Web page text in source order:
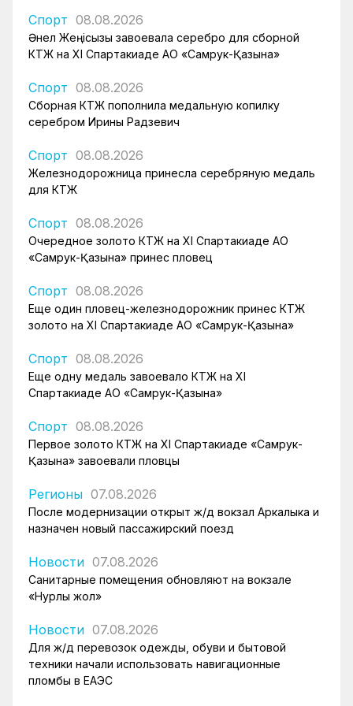
Спорт 08.08.2026
Әнел Жеңісқызы завоевала серебро для сборной
КТЖ на XI Спартакиаде АО «Самрук-Қазына»
Спорт 08.08.2026
Сборная КТЖ пополнила медальную копилку
серебром Ирины Радзевич
Спорт 08.08.2026
Железнодорожница принесла серебряную медаль
для КТЖ
Спорт 08.08.2026
Очередное золото КТЖ на XI Спартакиаде АО
«Самрук-Қазына» принес пловец
Спорт 08.08.2026
Еще один пловец-железнодорожник принес КТЖ
золото на XI Спартакиаде АО «Самрук-Қазына»
Спорт 08.08.2026
Еще одну медаль завоевало КТЖ на XI
Спартакиаде АО «Самрук-Қазына»
Спорт 08.08.2026
Первое золото КТЖ на XI Спартакиаде «Самрук-
Қазына» завоевали пловцы
Регионы 07.08.2026
После модернизации открыт ж/д вокзал Аркалыка и
назначен новый пассажирский поезд
Новости 07.08.2026
Санитарные помещения обновляют на вокзале
«Нурлы жол»
Новости 07.08.2026
Для ж/д перевозок одежды, обуви и бытовой
техники начали использовать навигационные
пломбы в ЕАЭС